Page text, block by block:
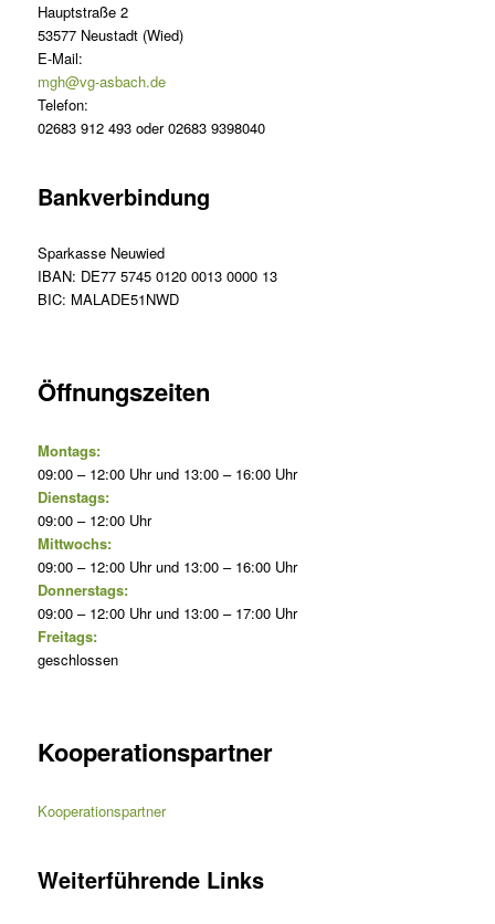
Hauptstraße 2
53577 Neustadt (Wied)
E-Mail:
mgh@vg-asbach.de
Telefon:
02683 912 493 oder 02683 9398040
Bankverbindung
Sparkasse Neuwied
IBAN: DE77 5745 0120 0013 0000 13
BIC: MALADE51NWD
Öffnungszeiten
Montags:
09:00 – 12:00 Uhr und 13:00 – 16:00 Uhr
Dienstags:
09:00 – 12:00 Uhr
Mittwochs:
09:00 – 12:00 Uhr und 13:00 – 16:00 Uhr
Donnerstags:
09:00 – 12:00 Uhr und 13:00 – 17:00 Uhr
Freitags:
geschlossen
Kooperationspartner
Kooperationspartner
Weiterführende Links